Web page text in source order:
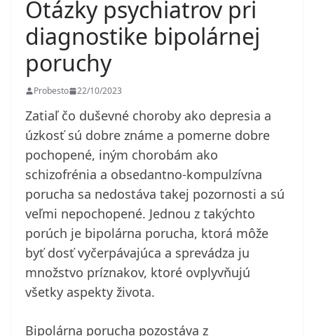
Otázky psychiatrov pri
diagnostike bipolárnej
poruchy
Probesto 22/10/2023
Zatiaľ čo duševné choroby ako depresia a
úzkosť sú dobre známe a pomerne dobre
pochopené, iným chorobám ako
schizofrénia a obsedantno-kompulzívna
porucha sa nedostáva takej pozornosti a sú
veľmi nepochopené. Jednou z takýchto
porúch je bipolárna porucha, ktorá môže
byť dosť vyčerpávajúca a sprevádza ju
množstvo príznakov, ktoré ovplyvňujú
všetky aspekty života.
Bipolárna porucha pozostáva z